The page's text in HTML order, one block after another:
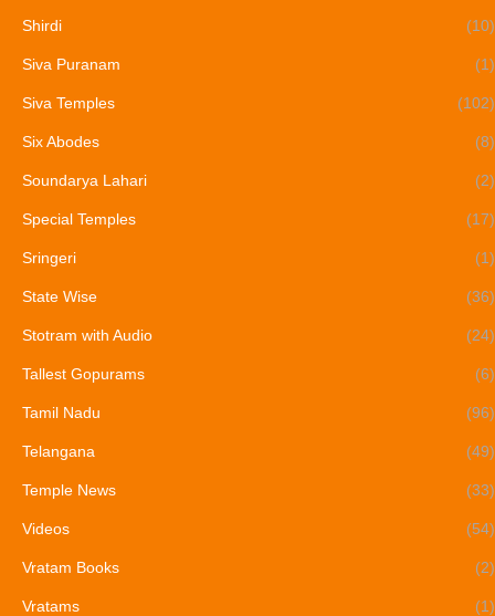
Shirdi (10)
Siva Puranam (1)
Siva Temples (102)
Six Abodes (8)
Soundarya Lahari (2)
Special Temples (17)
Sringeri (1)
State Wise (36)
Stotram with Audio (24)
Tallest Gopurams (6)
Tamil Nadu (96)
Telangana (49)
Temple News (33)
Videos (54)
Vratam Books (2)
Vratams (1)